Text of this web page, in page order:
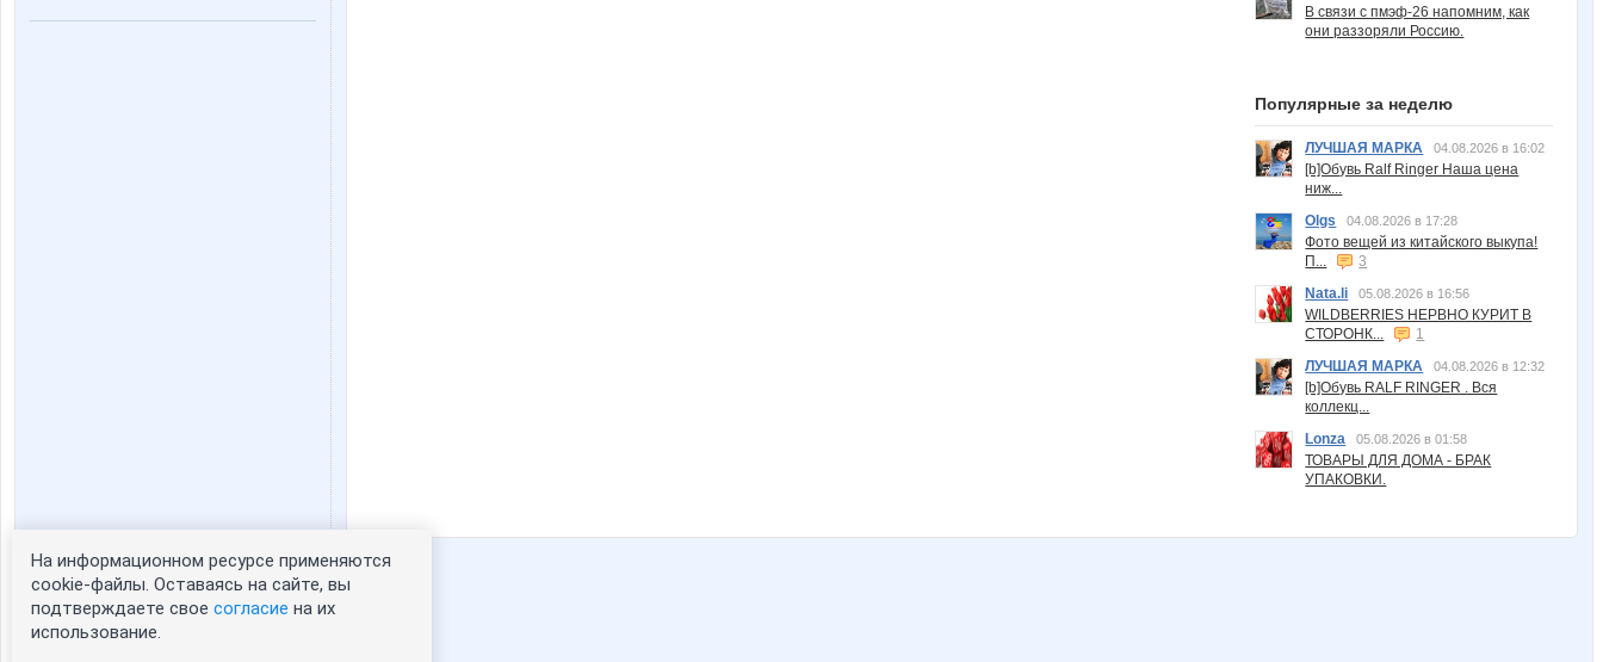
Статистика портрета:
сейчас просматривают портрет - 0
зарегистрированные пользователи
В связи с пмэф-26 напомним, как
они раззоряли Россию.
Популярные за неделю
ЛУЧШАЯ МАРКА 04.08.2026 в 16:02
[b]Обувь Ralf Ringer Наша цена
ниж...
Olgs
04.08.2026 в 17:28
Фото вещей из китайского выкупа!
П...
3
Nata.li
05.08.2026 в 16:56
WILDBERRIES НЕРВНО КУРИТ В
СТОРОНК...
1
ЛУЧШАЯ МАРКА
04.08.2026 в 12:32
[b]Обувь RALF RINGER . Вся
коллекц...
Lonza
05.08.2026 в 01:58
ТОВАРЫ ДЛЯ ДОМА - БРАК
УПАКОВКИ.
На информационном ресурсе применяются
cookie-файлы. Оставаясь на сайте, вы
подтверждаете свое согласие на их
использование.